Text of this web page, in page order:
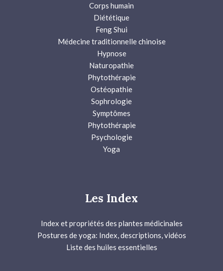
Corps humain
Diététique
Feng Shui
Médecine traditionnelle chinoise
Hypnose
Naturopathie
Phytothérapie
Ostéopathie
Sophrologie
Symptômes
Phytothérapie
Psychologie
Yoga
Les Index
Index et propriétés des plantes médicinales
Postures de yoga: Index, descriptions, vidéos
Liste des huiles essentielles